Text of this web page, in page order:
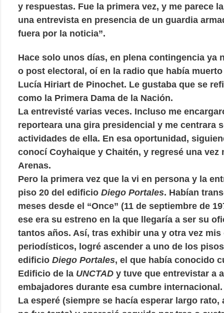
y respuestas. Fue la primera vez, y me parece
una entrevista en presencia de un guardia
fuera por la noticia”.
Hace solo unos días, en plena contingencia ya
o post electoral, oí en la radio que había
Lucía Hiriart de Pinochet. Le gustaba que se
como la Primera Dama de la Nación.
La entrevisté varias veces. Incluso me
reporteara una gira presidencial y me centrara
actividades de ella. En esa oportunidad,
conocí Coyhaique y Chaitén, y regresé una vez
Arenas.
Pero la primera vez que la vi en persona y la
piso 20 del edificio Diego Portales. Habían
meses desde el “Once” (11 de septiembre de
ese era su estreno en la que llegaría a ser su
tantos años. Así, tras exhibir una y otra vez mis
periodísticos, logré ascender a uno de los
edificio Diego Portales, el que había conocido
Edificio de la UNCTAD y tuve que entrevistar a
embajadores durante esa cumbre internacional.
La esperé (siempre se hacía esperar largo rato,